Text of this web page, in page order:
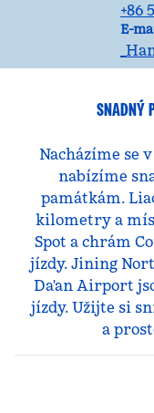
+86
E-
E-
SNADNÝ
Nacházíme se
nabízíme
památkám.
kilometry a
Spot a chrám
jízdy. Jining
Da'an Airport
jízdy. Užijte si
a